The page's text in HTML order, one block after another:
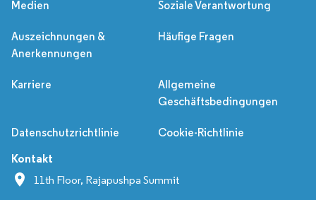
Medien Soziale Verantwortung
Auszeichnungen &
Anerkennungen
Häufige Fragen
Karriere
Allgemeine
Geschäftsbedingungen
Datenschutzrichtlinie Cookie-Richtlinie
Kontakt
11th Floor, Rajapushpa Summit